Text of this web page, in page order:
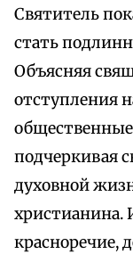
Святитель
стать
Объясняя
отступления
подчеркивая
духовной
христианина.
красноречие,